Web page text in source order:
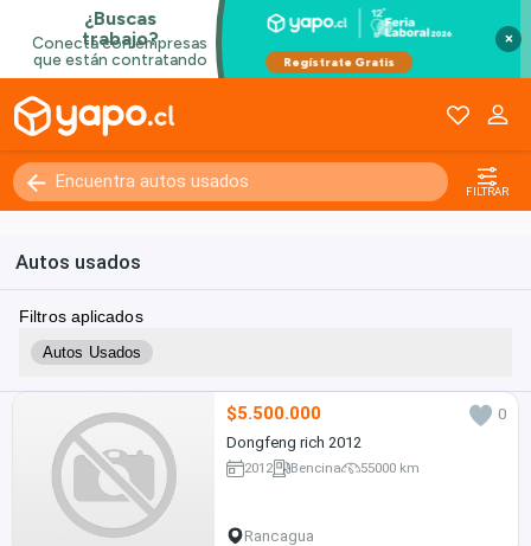
×
FILTRAR
Autos usados
Filtros aplicados
Autos Usados
$5.500.000
0
Dongfeng rich 2012
2012 Bencina 55000 km
Rancagua